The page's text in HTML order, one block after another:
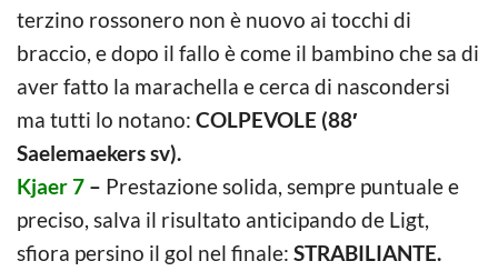
terzino rossonero non è nuovo ai tocchi di
braccio, e dopo il fallo è come il bambino che sa di
aver fatto la marachella e cerca di nascondersi
ma tutti lo notano: COLPEVOLE (88′
Saelemaekers sv).
Kjaer 7 – Prestazione solida, sempre puntuale e
preciso, salva il risultato anticipando de Ligt,
sfiora persino il gol nel finale: STRABILIANTE.